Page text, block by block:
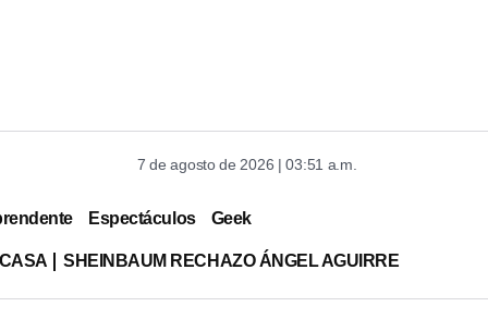
7 de agosto de 2026 | 03:51 a.m.
Espectáculos Geek
SHEINBAUM RECHAZO ÁNGEL AGUIRRE